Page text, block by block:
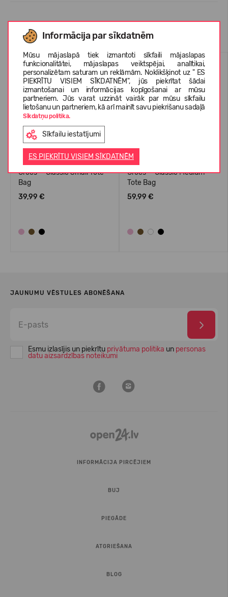
Informācija par sīkdatnēm
Mūsu mājaslapā tiek izmantoti sīkfaili mājaslapas
funkcionalitātei, mājaslapas veiktspējai, analītikai,
personalizētam saturam un reklāmām. Noklikšķinot uz " ES
PIEKRĪTU VISIEM SĪKDATNĒM", jūs piekrītat šādai
izmantošanai un informācijas kopīgošanai ar mūsu
partneriem. Jūs varat uzzināt vairāk par mūsu sīkfailu
lietošanu un partneriem, kā arī mainīt savu piekrišanu sadaļā
Sīkdatņu politika.
Sīkfailu iestatījumi
ES PIEKRĪTU VISIEM SĪKDATNĒM
Līdzīgas preces
Crocs™ Classic Small Tote
Bag
39,99 €
Crocs™ Classic Medium
Tote Bag
59,99 €
JAUNUMU VĒSTULES ABONĒŠANA
Esmu izlasījis un piekrītu privātuma politika un personas
datu aizsardzības noteikumi
INFORMĀCIJA PIRCĒJIEM
BUJ
PIEGĀDE
ATGRIEŠANA
BLOG